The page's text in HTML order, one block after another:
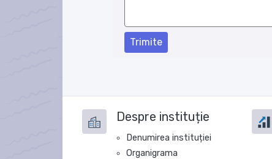
Trimite
Despre instituție
Denumirea instituției
Organigrama